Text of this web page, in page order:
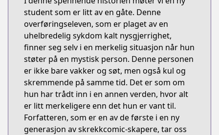
student som er litt av en gåte. Denne
overføringseleven, som er plaget av en
uhelbredelig sykdom kalt nysgjerrighet,
finner seg selv i en merkelig situasjon når hun
støter på en mystisk person. Denne personen
er ikke bare vakker og søt, men også kul og
skremmende på samme tid. Det er som om
hun har trådt inn i en annen verden, hvor alt
er litt merkeligere enn det hun er vant til.
Forfatteren, som er en av de første i en ny
generasjon av skrekkcomic-skapere, tar oss